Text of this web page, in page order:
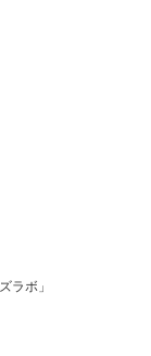
」にてマッス
ラボ」